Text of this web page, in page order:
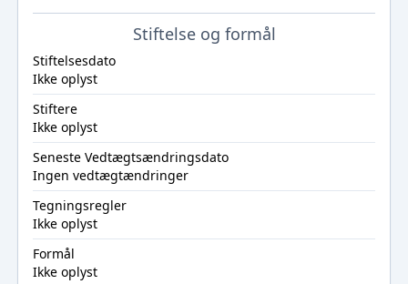
Stiftelse og formål
Stiftelsesdato
Ikke oplyst
Stiftere
Ikke oplyst
Seneste Vedtægtsændringsdato
Ingen vedtægtændringer
Tegningsregler
Ikke oplyst
Formål
Ikke oplyst